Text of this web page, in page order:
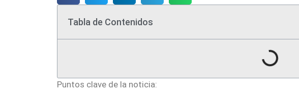
Tabla de Contenidos
Puntos clave de la noticia: